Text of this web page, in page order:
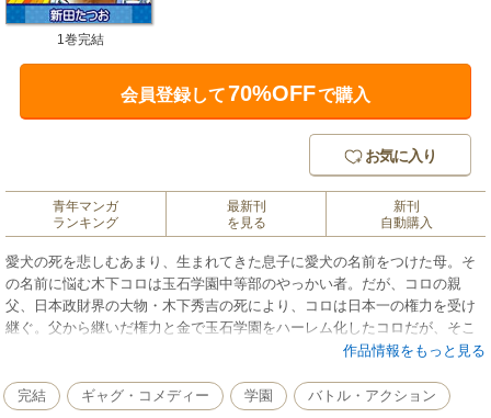
1巻完結
会員登録して70%OFFで購入
お気に入り
青年マンガ
ランキング
最新刊
を見る
新刊
自動購入
愛犬の死を悲しむあまり、生まれてきた息子に愛犬の名前をつけた母。そ
の名前に悩む木下コロは玉石学園中等部のやっかい者。だが、コロの親
父、日本政財界の大物・木下秀吉の死により、コロは日本一の権力を受け
継ぐ。父から継いだ権力と金で玉石学園をハーレム化したコロだが、そこ
に、暗黒学園のボスで、日本の暗黒街のドンの息子・暗黒面吉が宣戦布告
作品情報をもっと見る
完結 ギャグ・コメディー 学園 バトル・アクション